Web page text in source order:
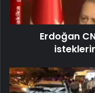
Erdoğan